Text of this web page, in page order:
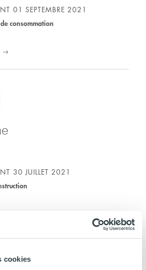
cookies
01 SEPTEMBRE 2021
consommation
30 JUILLET 2021